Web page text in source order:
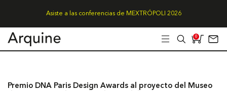
Asiste a las conferencias de MEXTRÓPOLI 2026
0
Premio DNA Paris Design Awards al proyecto del Museo